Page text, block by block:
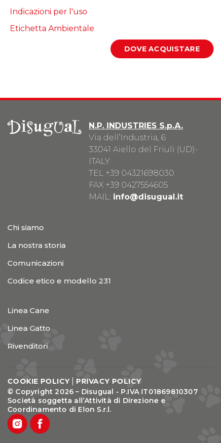
Indicazioni per l'uso
Etichetta Ambientale
N.P. INDUSTRIES S.p.A.
Via dell’Industria, 6
33041 Aiello del Friuli (UD)-
ITALY
TEL +39 04321698030
FAX +39 0427554605
MAIL: info@disugual.it
Chi siamo
La nostra storia
Comunicazioni
Codice etico e modello 231
Linea Cane
Linea Gatto
Rivenditori
COOKIE POLICY
PRIVACY POLICY
© Copyright 2026 – Disugual - P.IVA IT01869810307
Società soggetta all’Attività di Direzione e
Coordinamento di Elon S.r.l.